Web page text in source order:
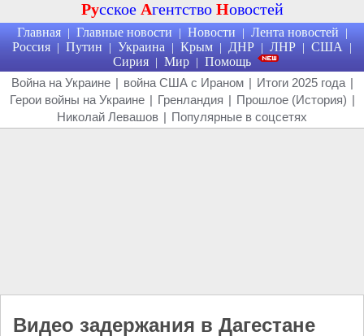
Русское Агентство Новостей
Главная | Главные новости | Новости | Лента новостей |
Россия | Путин | Украина | Крым | ДНР | ЛНР | США |
Сирия | Мир | Помощь
Война на Украине | война США с Ираном | Итоги 2025 года |
Герои войны на Украине | Гренландия | Прошлое (История) |
Николай Левашов | Популярные в соцсетях
Видео задержания в Дагестане